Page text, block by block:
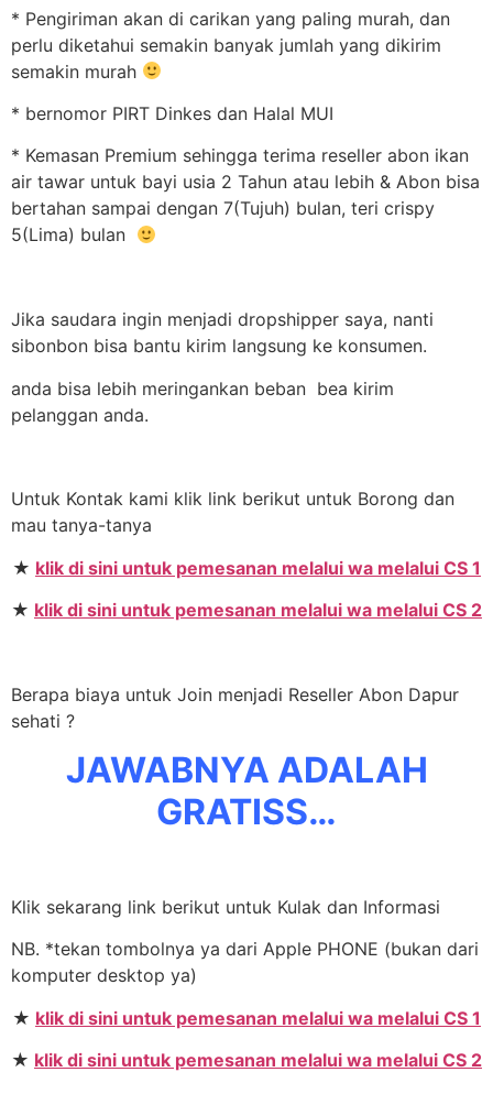
* Pengiriman akan di carikan yang paling murah, dan
perlu diketahui semakin banyak jumlah yang dikirim
semakin murah
* bernomor PIRT Dinkes dan Halal MUI
* Kemasan Premium sehingga terima reseller abon ikan
air tawar untuk bayi usia 2 Tahun atau lebih & Abon bisa
bertahan sampai dengan 7(Tujuh) bulan, teri crispy
5(Lima) bulan
Jika saudara ingin menjadi dropshipper saya, nanti
sibonbon bisa bantu kirim langsung ke konsumen.
anda bisa lebih meringankan beban bea kirim
pelanggan anda.
Untuk Kontak kami klik link berikut untuk Borong dan
mau tanya-tanya
★ klik di sini untuk pemesanan melalui wa melalui CS 1
★ klik di sini untuk pemesanan melalui wa melalui CS 2
Berapa biaya untuk Join menjadi Reseller Abon Dapur
sehati ?
JAWABNYA ADALAH
GRATISS…
Klik sekarang link berikut untuk Kulak dan Informasi
NB. *tekan tombolnya ya dari Apple PHONE (bukan dari
komputer desktop ya)
★ klik di sini untuk pemesanan melalui wa melalui CS 1
★ klik di sini untuk pemesanan melalui wa melalui CS 2